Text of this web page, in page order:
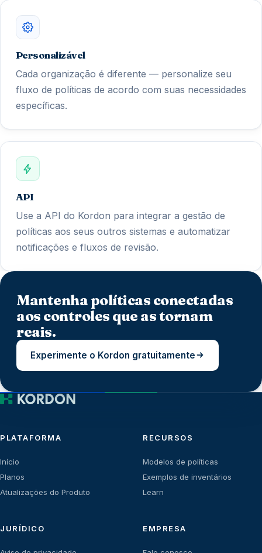
Personalizável
Cada organização é diferente — personalize seu
fluxo de políticas de acordo com suas necessidades
específicas.
API
Use a API do Kordon para integrar a gestão de
políticas aos seus outros sistemas e automatizar
notificações e fluxos de revisão.
Mantenha políticas conectadas
aos controles que as tornam
reais.
Experimente o Kordon gratuitamente
PLATAFORMA
Início
Planos
Atualizações do Produto
RECURSOS
Modelos de políticas
Exemplos de inventários
Learn
JURÍDICO EMPRESA